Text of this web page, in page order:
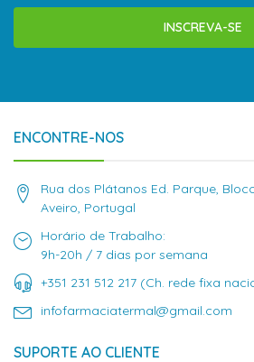
INSCREVA-SE
ENCONTRE-NOS
Rua dos Plátanos Ed. Parque,
Aveiro, Portugal
Horário de Trabalho:
9h-20h / 7 dias por semana
+351 231 512 217 (Ch. rede fixa
infofarmaciatermal@gmail.com
SUPORTE AO CLIENTE